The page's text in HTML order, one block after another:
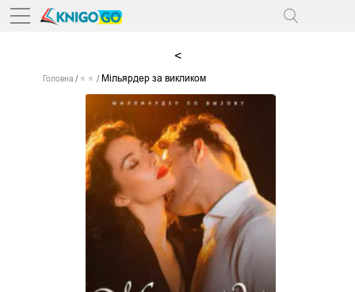
<
Головна ⭐ ⭐ Мільярдер за викликом